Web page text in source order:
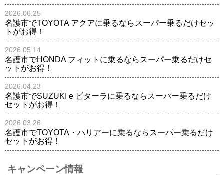
2026.06.25
名護市でTOYOTA アクアに乗るならスーパー乗るだけセッ
トがお得！
2026.05.14
名護市でHONDA フィットに乗るならスーパー乗るだけセ
ットがお得！
2026.04.23
名護市でSUZUKI e ビターラに乗るならスーパー乗るだけ
セットがお得！
2026.03.26
名護市でTOYOTA・ハリアーに乗るならスーパー乗るだけ
セットがお得！
キャンペーン情報